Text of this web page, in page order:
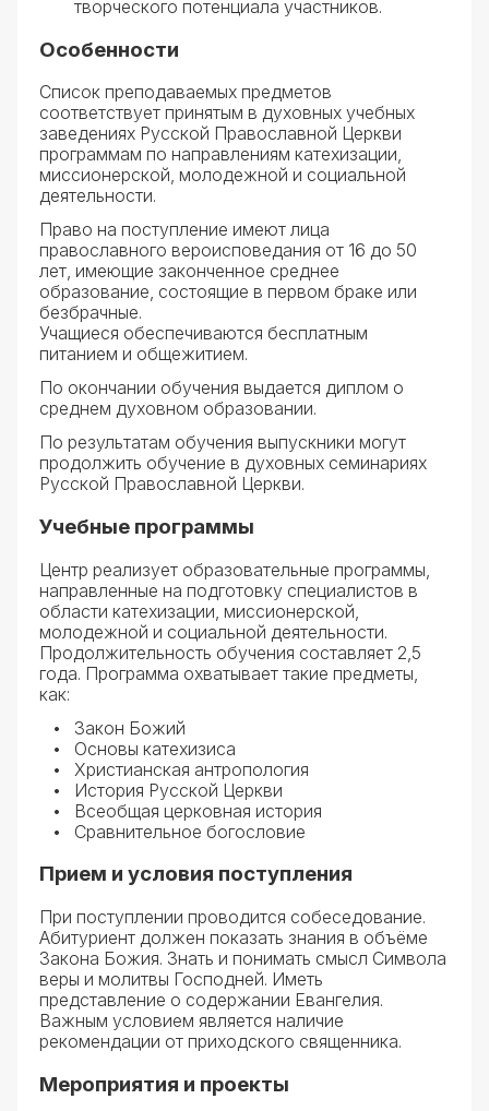
творческого потенциала участников.
Особенности
Список преподаваемых предметов
соответствует принятым в духовных учебных
заведениях Русской Православной Церкви
программам по направлениям катехизации,
миссионерской, молодежной и социальной
деятельности.
Право на поступление имеют лица
православного вероисповедания от 16 до 50
лет, имеющие законченное среднее
образование, состоящие в первом браке или
безбрачные.
Учащиеся обеспечиваются бесплатным
питанием и общежитием.
По окончании обучения выдается диплом о
среднем духовном образовании.
По результатам обучения выпускники могут
продолжить обучение в духовных семинариях
Русской Православной Церкви.
Учебные программы
Центр реализует образовательные программы,
направленные на подготовку специалистов в
области катехизации, миссионерской,
молодежной и социальной деятельности.
Продолжительность обучения составляет 2,5
года. Программа охватывает такие предметы,
как:
Закон Божий
Основы катехизиса
Христианская антропология
История Русской Церкви
Всеобщая церковная история
Сравнительное богословие
Прием и условия поступления
При поступлении проводится собеседование.
Абитуриент должен показать знания в объёме
Закона Божия. Знать и понимать смысл Символа
веры и молитвы Господней. Иметь
представление о содержании Евангелия.
Важным условием является наличие
рекомендации от приходского священника.
Мероприятия и проекты